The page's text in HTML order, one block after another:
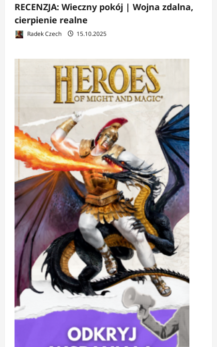
RECENZJA: Wieczny pokój | Wojna zdalna,
cierpienie realne
Radek Czech 15.10.2025